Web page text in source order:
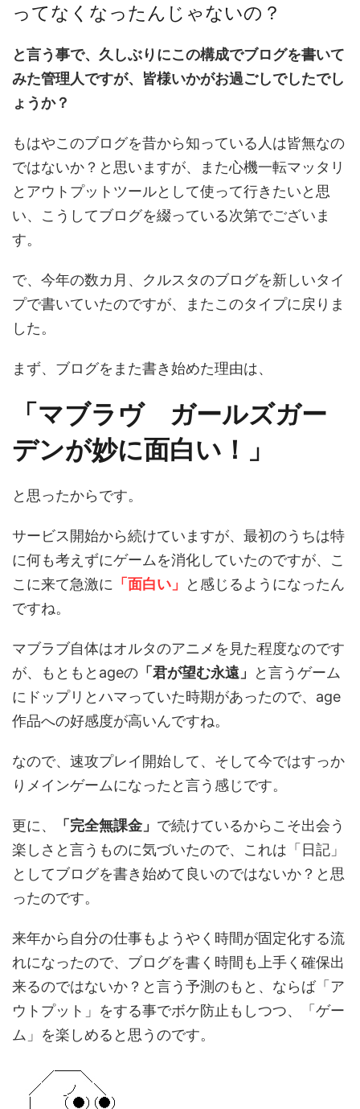
ってなくなったんじゃないの？
と言う事で、久しぶりにこの構成でブログを書いて
みた管理人ですが、皆様いかがお過ごしでしたでし
ょうか？
もはやこのブログを昔から知っている人は皆無なの
ではないか？と思いますが、また心機一転マッタリ
とアウトプットツールとして使って行きたいと思
い、こうしてブログを綴っている次第でございま
す。
で、今年の数カ月、クルスタのブログを新しいタイ
プで書いていたのですが、またこのタイプに戻りま
した。
まず、ブログをまた書き始めた理由は、
「マブラヴ ガールズガー
デンが妙に面白い！」
と思ったからです。
サービス開始から続けていますが、最初のうちは特
に何も考えずにゲームを消化していたのですが、こ
こに来て急激に 「面白い」
と感じるようになったん
ですね。
マブラブ自体はオルタのアニメを見た程度なのです
が、もともとageの 「君が望む永遠」
と言うゲーム
にドップリとハマっていた時期があったので、age
作品への好感度が高いんですね。
なので、速攻プレイ開始して、そして今ではすっか
りメインゲームになったと言う感じです。
更に、 「完全無課金」 で続けているからこそ出会う
楽しさと言うものに気づいたので、これは「日記」
としてブログを書き始めて良いのではないか？と思
ったのです。
来年から自分の仕事もようやく時間が固定化する流
れになったので、ブログを書く時間も上手く確保出
来るのではないか？と言う予測のもと、ならば「ア
ウトプット」をする事でボケ防止もしつつ、「ゲー
ム」を楽しめると思うのです。